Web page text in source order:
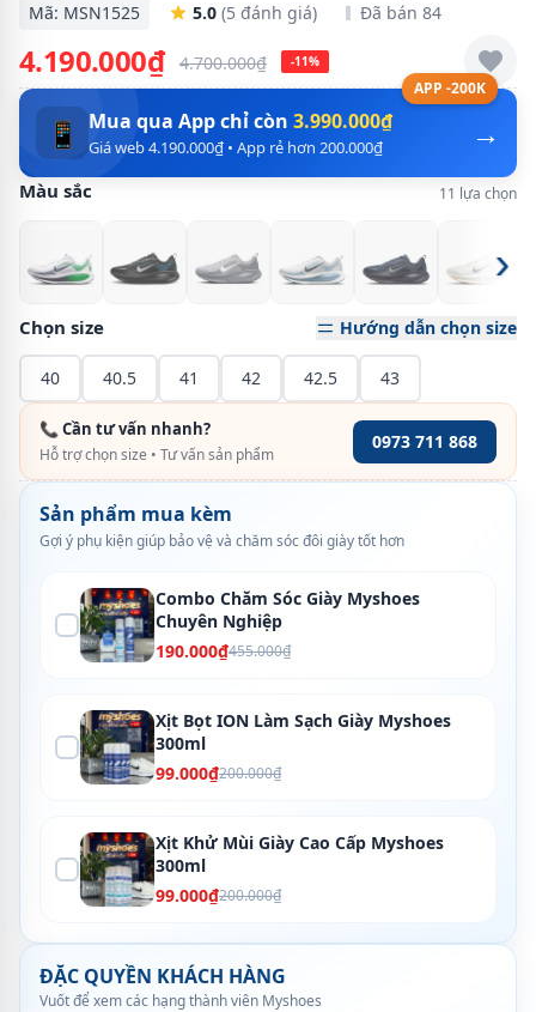
Mã: MSN1525 5.0 (5 đánh giá) Đã bán 84
4.190.000₫ 4.700.000₫ -11%
APP -200K
→
📱 Mua qua App chỉ còn 3.990.000₫
Giá web 4.190.000₫ • App rẻ hơn 200.000₫
Màu sắc 11 lựa chọn
›
Chọn size Hướng dẫn chọn size
40 40.5 41 42 42.5 43
📞 Cần tư vấn nhanh?
Hỗ trợ chọn size • Tư vấn sản phẩm
0973 711 868
Sản phẩm mua kèm
Gợi ý phụ kiện giúp bảo vệ và chăm sóc đôi giày tốt hơn
Combo Chăm Sóc Giày Myshoes
Chuyên Nghiệp
190.000₫455.000₫
Xịt Bọt ION Làm Sạch Giày Myshoes
300ml
99.000₫200.000₫
Xịt Khử Mùi Giày Cao Cấp Myshoes
300ml
99.000₫200.000₫
ĐẶC QUYỀN KHÁCH HÀNG
Vuốt để xem các hạng thành viên Myshoes